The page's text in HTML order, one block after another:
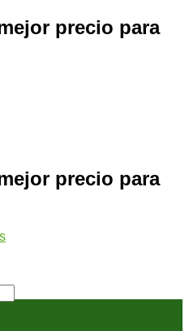
precio para
precio para